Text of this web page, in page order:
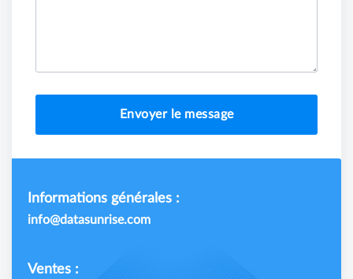
Envoyer le message
Informations générales :
info@datasunrise.com
Ventes :